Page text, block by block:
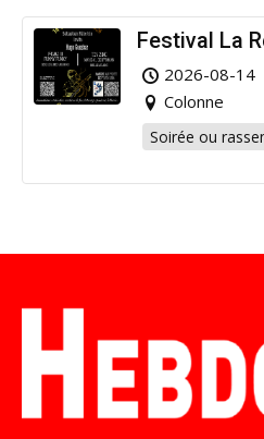
Festival La
2026-08-14
Colonne
Soirée ou